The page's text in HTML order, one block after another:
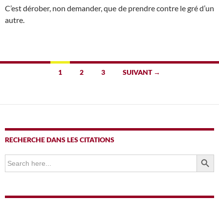
C’est dérober, non demander, que de prendre contre le gré d’un
autre.
Navigation
articles
1 2 3 SUIVANT →
RECHERCHE DANS LES CITATIONS
Search
for:
SEARCH